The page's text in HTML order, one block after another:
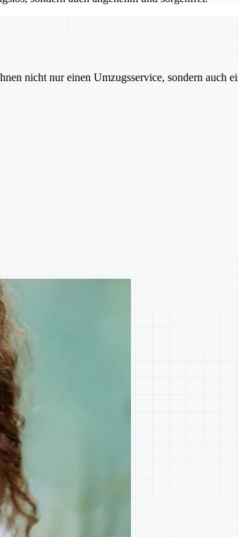
nicht nur einen Umzugsservice, sondern auch